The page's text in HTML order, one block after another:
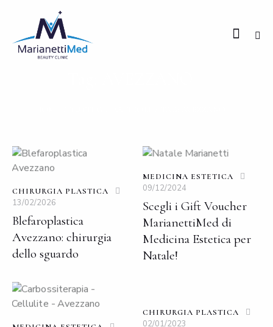
CHIRURGIA PLASTICA
13/02/2026
Blefaroplastica
Avezzano: chirurgia
dello sguardo
MEDICINA ESTETICA
09/12/2024
Scegli i Gift Voucher
MarianettiMed di
Medicina Estetica per
Natale!
CHIRURGIA PLASTICA
02/01/2023